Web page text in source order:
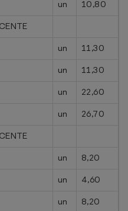
un
10,80
un
11,30
un
11,30
un
22,60
un
26,70
un
8,20
un
4,60
un
8,20